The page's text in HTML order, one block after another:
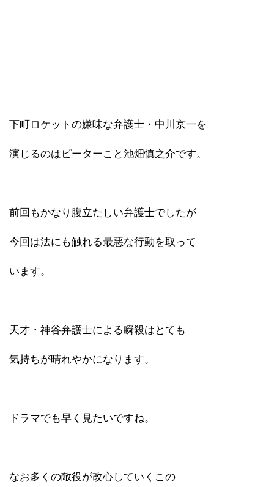
下町ロケットの嫌味な弁護士・中川京一を
演じるのはピーターこと池畑慎之介です。
前回もかなり腹立たしい弁護士でしたが
今回は法にも触れる最悪な行動を取って
います。
天才・神谷弁護士による瞬殺はとても
気持ちが晴れやかになります。
ドラマでも早く見たいですね。
なお多くの敵役が改心していくこの